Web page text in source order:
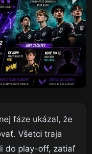
fáze ukázal, že
Všetci traja
do play-off, zatiaľ